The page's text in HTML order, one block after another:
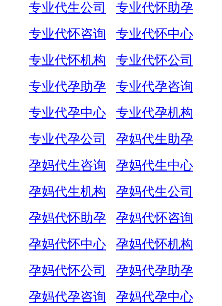
专业代生公司
专业代怀助孕
专业代怀咨询
专业代怀中心
专业代怀机构
专业代怀公司
专业代孕助孕
专业代孕咨询
专业代孕中心
专业代孕机构
专业代孕公司
孕妈代生助孕
孕妈代生咨询
孕妈代生中心
孕妈代生机构
孕妈代生公司
孕妈代怀助孕
孕妈代怀咨询
孕妈代怀中心
孕妈代怀机构
孕妈代怀公司
孕妈代孕助孕
孕妈代孕咨询
孕妈代孕中心